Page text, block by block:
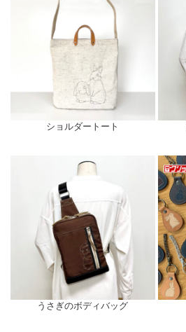
ショルダートート
うさぎのボディバッグ